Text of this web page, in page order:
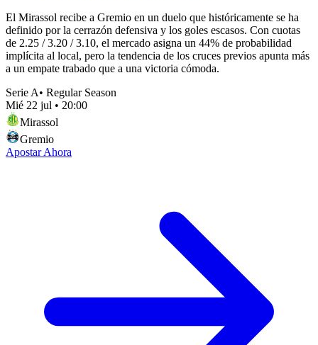
El Mirassol recibe a Gremio en un duelo que históricamente se ha
definido por la cerrazón defensiva y los goles escasos. Con cuotas
de 2.25 / 3.20 / 3.10, el mercado asigna un 44% de probabilidad
implícita al local, pero la tendencia de los cruces previos apunta más
a un empate trabado que a una victoria cómoda.
Serie A• Regular Season
Mié 22 jul • 20:00
Mirassol
Gremio
Apostar Ahora